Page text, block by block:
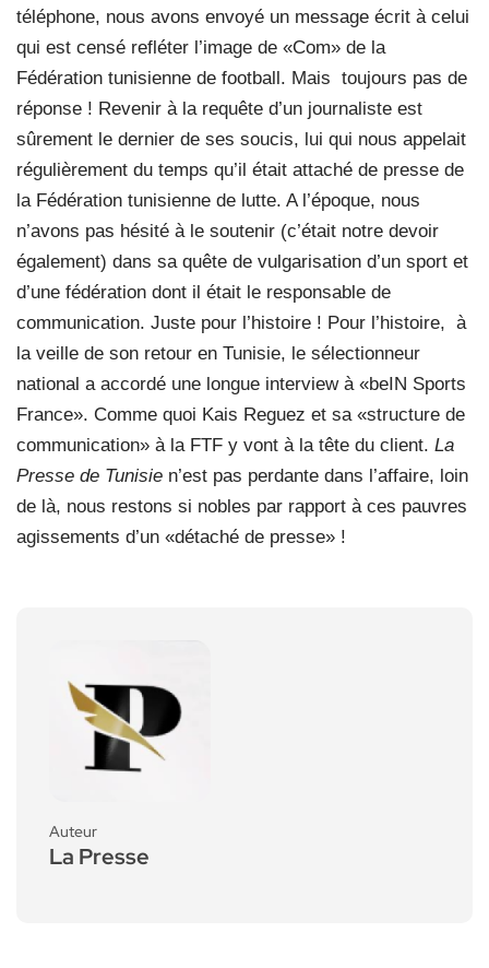
téléphone, nous avons envoyé un message écrit à celui
qui est censé refléter l’image de «Com» de la
Fédération tunisienne de football. Mais toujours pas de
réponse ! Revenir à la requête d’un journaliste est
sûrement le dernier de ses soucis, lui qui nous appelait
régulièrement du temps qu’il était attaché de presse de
la Fédération tunisienne de lutte. A l’époque, nous
n’avons pas hésité à le soutenir (c’était notre devoir
également) dans sa quête de vulgarisation d’un sport et
d’une fédération dont il était le responsable de
communication. Juste pour l’histoire ! Pour l’histoire, à
la veille de son retour en Tunisie, le sélectionneur
national a accordé une longue interview à «beIN Sports
France». Comme quoi Kais Reguez et sa «structure de
communication» à la FTF y vont à la tête du client. La
Presse de Tunisie n’est pas perdante dans l’affaire, loin
de là, nous restons si nobles par rapport à ces pauvres
agissements d’un «détaché de presse» !
Auteur
La Presse